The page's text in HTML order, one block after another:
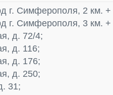
г. Симферополя, 2 км.
г. Симферополя, 3 км.
д. 72/4;
д. 116;
д. 176;
д. 250;
31;